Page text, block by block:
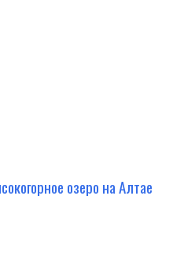
озеро на Алтае